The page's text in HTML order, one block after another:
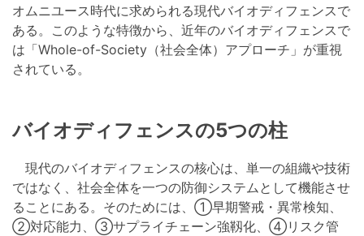
オムニユース時代に求められる現代バイオディフェンスで
ある。このような特徴から、近年のバイオディフェンスで
は「Whole-of-Society（社会全体）アプローチ」が重視
されている。
バイオディフェンスの5つの柱
現代のバイオディフェンスの核心は、単一の組織や技術
ではなく、社会全体を一つの防御システムとして機能させ
ることにある。そのためには、①早期警戒・異常検知、
②対応能力、③サプライチェーン強靱化、④リスク管